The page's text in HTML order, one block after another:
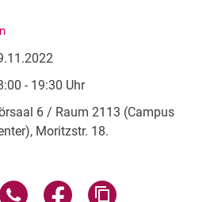
- 19:30 Uhr
6 / Raum 2113 (Campus
Moritzstr. 18.
über E-Mail teilen
Seite über WhatsApp teilen
Seite über Facebook